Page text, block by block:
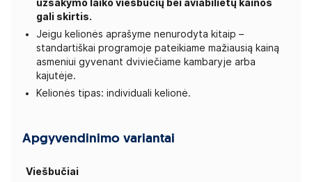
užsakymo laiko viešbučių bei aviabilietų kainos
gali skirtis.
Jeigu kelionės aprašyme nenurodyta kitaip –
standartiškai programoje pateikiame mažiausią kainą
asmeniui gyvenant dviviečiame kambaryje arba
kajutėje.
Kelionės tipas: individuali kelionė.
Apgyvendinimo variantai
Viešbučiai